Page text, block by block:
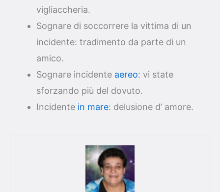
vigliaccheria.
Sognare di soccorrere la vittima di un
incidente: tradimento da parte di un
amico.
Sognare incidente aereo: vi state
sforzando più del dovuto.
Incidente in mare: delusione d’ amore.